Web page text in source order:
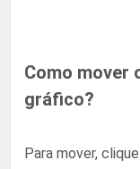
Como mover
gráfico?
Para mover,